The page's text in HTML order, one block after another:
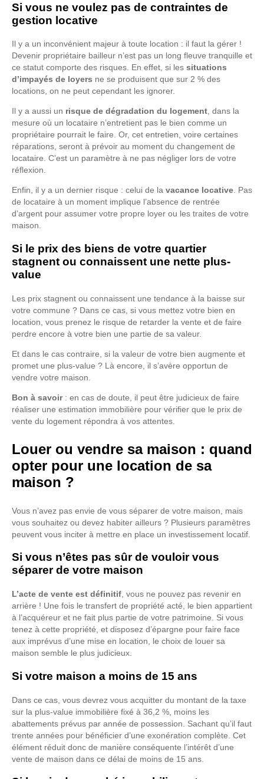
Si vous ne voulez pas de contraintes de
gestion locative
Il y a un inconvénient majeur à toute location : il faut la gérer !
Devenir propriétaire bailleur n’est pas un long fleuve tranquille et
ce statut comporte des risques. En effet, si les situations
d’impayés de loyers ne se produisent que sur 2 % des
locations, on ne peut cependant les ignorer.
Il y a aussi un risque de dégradation du logement, dans la
mesure où un locataire n’entretient pas le bien comme un
propriétaire pourrait le faire. Or, cet entretien, voire certaines
réparations, seront à prévoir au moment du changement de
locataire. C’est un paramètre à ne pas négliger lors de votre
réflexion.
Enfin, il y a un dernier risque : celui de la vacance locative. Pas
de locataire à un moment implique l’absence de rentrée
d’argent pour assumer votre propre loyer ou les traites de votre
maison.
Si le prix des biens de votre quartier
stagnent ou connaissent une nette plus-
value
Les prix stagnent ou connaissent une tendance à la baisse sur
votre commune ? Dans ce cas, si vous mettez votre bien en
location, vous prenez le risque de retarder la vente et de faire
perdre encore à votre bien une partie de sa valeur.
Et dans le cas contraire, si la valeur de votre bien augmente et
promet une plus-value ? Là encore, il s’avère opportun de
vendre votre maison.
Bon à savoir: en cas de doute, il peut être judicieux de faire
réaliser une estimation immobilière pour vérifier que le prix de
vente du logement répondra à vos attentes.
Louer ou vendre sa maison : quand
opter pour une location de sa
maison ?
Vous n’avez pas envie de vous séparer de votre maison, mais
vous souhaitez ou devez habiter ailleurs ? Plusieurs paramètres
peuvent vous inciter à mettre en place un investissement locatif.
Si vous n’êtes pas sûr de vouloir vous
séparer de votre maison
L’acte de vente est définitif , vous ne pouvez pas revenir en
arrière ! Une fois le transfert de propriété acté, le bien appartient
à l’acquéreur et ne fait plus partie de votre patrimoine. Si vous
tenez à cette propriété, et disposez d’épargne pour faire face
aux imprévus d’une mise en location, le choix de louer sa
maison semble le plus judicieux.
Si votre maison a moins de 15 ans
Dans ce cas, vous devrez vous acquitter du montant de la taxe
sur la plus-value immobilière fixé à 36,2 %, moins les
abattements prévus par année de possession. Sachant qu’il faut
trente années pour bénéficier d’une exonération complète. Cet
élément réduit donc de manière conséquente l’intérêt d’une
vente de maison dans ce délai de moins de 15 ans.